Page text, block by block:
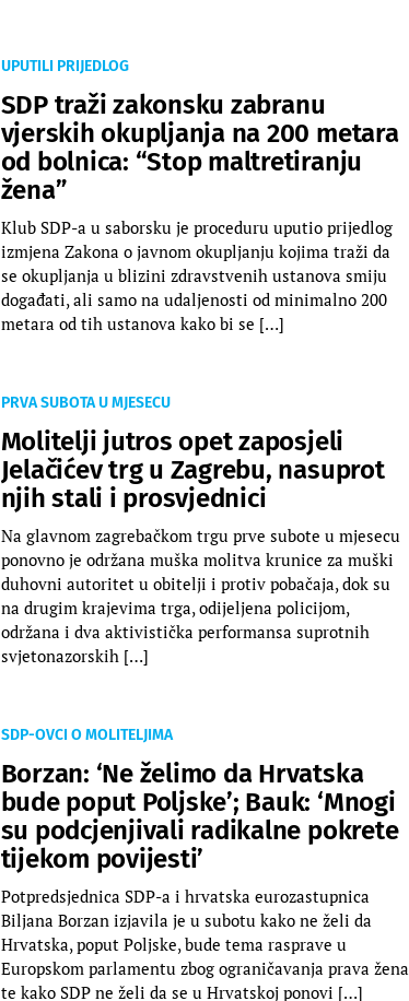
UPUTILI PRIJEDLOG
SDP traži zakonsku zabranu
vjerskih okupljanja na 200 metara
od bolnica: “Stop maltretiranju
žena”
Klub SDP-a u saborsku je proceduru uputio prijedlog
izmjena Zakona o javnom okupljanju kojima traži da
se okupljanja u blizini zdravstvenih ustanova smiju
događati, ali samo na udaljenosti od minimalno 200
metara od tih ustanova kako bi se […]
PRVA SUBOTA U MJESECU
Molitelji jutros opet zaposjeli
Jelačićev trg u Zagrebu, nasuprot
njih stali i prosvjednici
Na glavnom zagrebačkom trgu prve subote u mjesecu
ponovno je održana muška molitva krunice za muški
duhovni autoritet u obitelji i protiv pobačaja, dok su
na drugim krajevima trga, odijeljena policijom,
održana i dva aktivistička performansa suprotnih
svjetonazorskih […]
SDP-OVCI O MOLITELJIMA
Borzan: ‘Ne želimo da Hrvatska
bude poput Poljske’; Bauk: ‘Mnogi
su podcjenjivali radikalne pokrete
tijekom povijesti’
Potpredsjednica SDP-a i hrvatska eurozastupnica
Biljana Borzan izjavila je u subotu kako ne želi da
Hrvatska, poput Poljske, bude tema rasprave u
Europskom parlamentu zbog ograničavanja prava žena
te kako SDP ne želi da se u Hrvatskoj ponovi […]